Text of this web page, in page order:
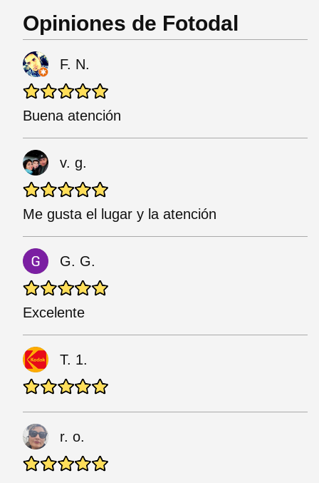
Opiniones de Fotodal
F. N.
Buena atención
v. g.
Me gusta el lugar y la atención
G. G.
Excelente
T. 1.
r. o.